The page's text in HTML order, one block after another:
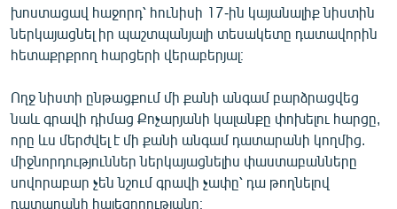
խոստացավ հաջորդ՝ հունիսի 17-ին կայանալիք նիստին
ներկայացնել իր պաշտպանյալի տեսակետը դատավորին
հետաքրքրող հարցերի վերաբերյալ։
Ողջ նիստի ընթացքում մի քանի անգամ բարձրացվեց
նաև գրավի դիմաց Քոչարյանի կալանքը փոխելու հարցը,
որը ևս մերժվել է մի քանի անգամ դատարանի կողմից.
միջնորդություններ ներկայացնելիս փաստաբանները
սովորաբար չեն նշում գրավի չափը՝ դա թողնելով
դատարանի հայեցողությանը։